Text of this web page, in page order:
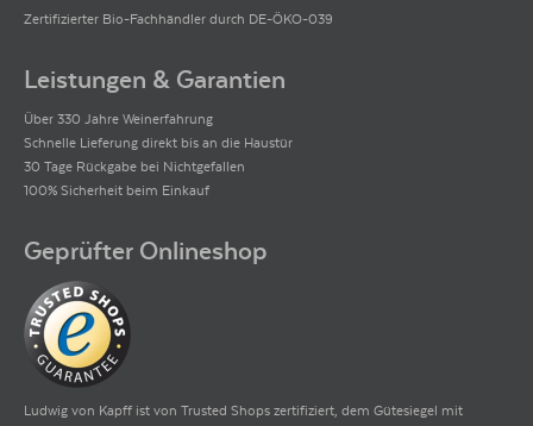
Zertifizierter Bio-Fachhändler durch DE-ÖKO-039
Leistungen & Garantien
Über 330 Jahre Weinerfahrung
Schnelle Lieferung direkt bis an die Haustür
30 Tage Rückgabe bei Nichtgefallen
100% Sicherheit beim Einkauf
Geprüfter Onlineshop
Ludwig von Kapff ist von Trusted Shops zertifiziert, dem Gütesiegel mit